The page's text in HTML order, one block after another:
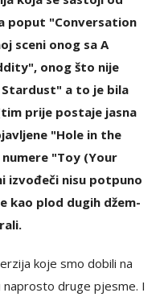
poput "Conversation
sceni onog sa A
onog što nije
a to je bila
prije postaje jasna
"Hole in the
"Toy (Your
izvođeči nisu potpuno
kao plod dugih džem-
koje smo dobili na
druge pjesme. I